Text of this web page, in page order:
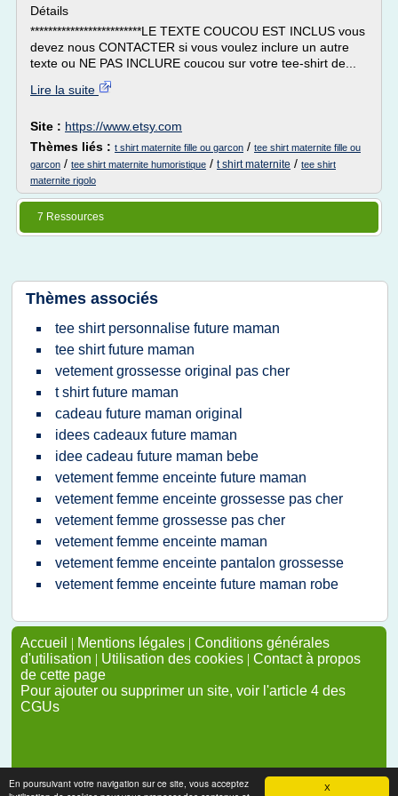
X
En poursuivant votre navigation sur ce site, vous acceptez
Détails
*************************LE TEXTE COUCOU EST INCLUS vous
devez nous CONTACTER si vous voulez inclure un autre
texte ou NE PAS INCLURE coucou sur votre tee-shirt de...
Lire la suite
Site : https://www.etsy.com
Thèmes liés : t shirt maternite fille ou garcon / tee shirt maternite fille ou
garcon / tee shirt maternite humoristique / t shirt maternite / tee shirt
maternite rigolo
7 Ressources
Thèmes associés
tee shirt personnalise future maman
tee shirt future maman
vetement grossesse original pas cher
t shirt future maman
cadeau future maman original
idees cadeaux future maman
idee cadeau future maman bebe
vetement femme enceinte future maman
vetement femme enceinte grossesse pas cher
vetement femme grossesse pas cher
vetement femme enceinte maman
vetement femme enceinte pantalon grossesse
vetement femme enceinte future maman robe
Accueil | Mentions légales | Conditions générales
d'utilisation | Utilisation des cookies | Contact à propos
de cette page
Pour ajouter ou supprimer un site, voir l'article 4 des
CGUs